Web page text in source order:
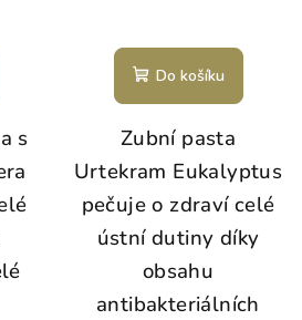
s
Do košíku
Zubní pasta
Urtekram Eukalyptus
pečuje o zdraví celé
ústní dutiny díky
obsahu
antibakteriálních